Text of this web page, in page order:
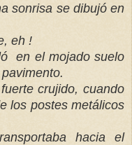
sonrisa se dibujó en
eh !
en el mojado suelo
crujido, cuando
los postes metálicos
hacia el